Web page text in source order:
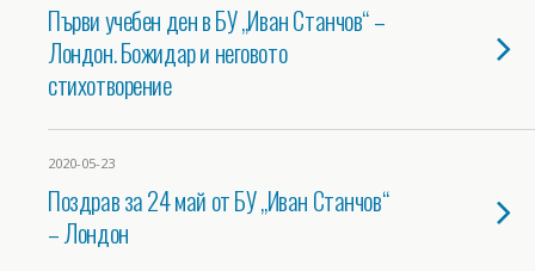
Първи учебен ден в БУ „Иван Станчов“ –
Лондон. Божидар и неговото
стихотворение
2020-05-23
Поздрав за 24 май от БУ „Иван Станчов“
– Лондон